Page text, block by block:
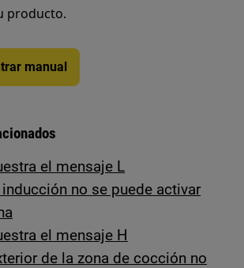
producto.
manual
el mensaje L
no se puede activar
el mensaje H
de la zona de cocción no